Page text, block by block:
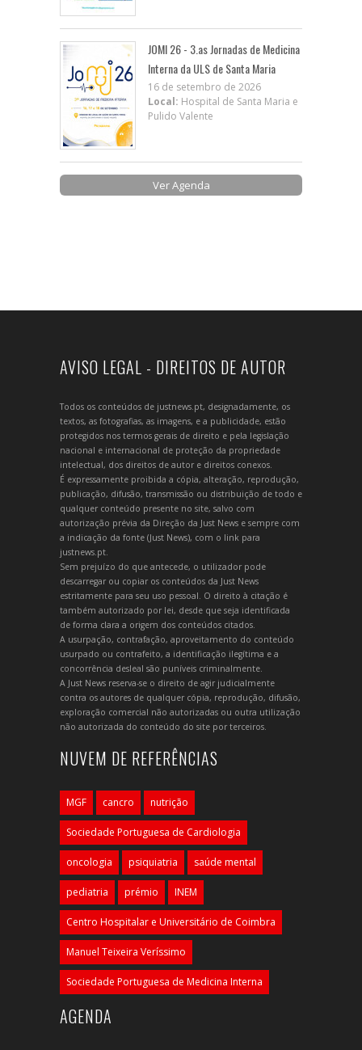
JOMI 26 - 3.as Jornadas de Medicina
Interna da ULS de Santa Maria
16 de setembro de 2026
Local: Hospital de Santa Maria e
Pulido Valente
Ver Agenda
AVISO LEGAL - DIREITOS DE AUTOR
Todos os conteúdos de justnews.pt, designadamente, os
textos, as fotografias, as imagens, e a publicidade, estão
protegidos nos termos gerais de direito e pela legislação
nacional e internacional de proteção da propriedade
intelectual, dos direitos de autor e direitos conexos.
É expressamente proibida a cópia, alteração, reprodução,
publicação, difusão, transmissão ou distribuição de todo e
qualquer conteúdo presente no site, salvo com
autorização prévia da Direção da Just News e sempre com
a indicação da fonte (Just News), com o link para
justnews.pt.
Sem prejuízo do que antecede, o utilizador pode
descarregar ou copiar os conteúdos da Just News
estritamente para seu uso pessoal. O direito à citação é
também autorizado por lei, desde que seja identificada
de forma clara a origem dos conteúdos citados.
A usurpação, contrafação, aproveitamento do conteúdo
usurpado ou contrafeito, a identificação ilegítima e a
concorrência desleal são puníveis criminalmente.
A Just News reserva-se o direito de agir judicialmente
contra os autores de qualquer cópia, reprodução, difusão,
exploração comercial não autorizadas ou outra utilização
não autorizada do conteúdo do site por terceiros.
NUVEM DE REFERÊNCIAS
MGF cancro nutrição
Sociedade Portuguesa de Cardiologia
oncologia psiquiatria saúde mental
pediatria prémio INEM
Centro Hospitalar e Universitário de Coimbra
Manuel Teixeira Veríssimo
Sociedade Portuguesa de Medicina Interna
AGENDA